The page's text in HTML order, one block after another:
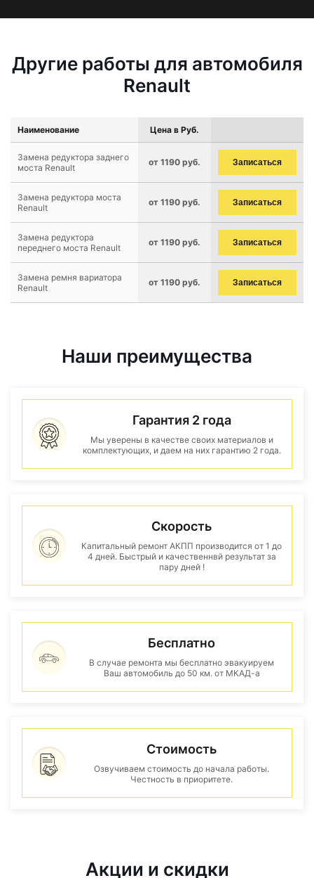
Другие работы для автомобиля
Renault
Наименование Цена в Руб.
Замена редуктора заднего
моста Renault
от 1190 руб. Записаться
Замена редуктора моста
Renault
от 1190 руб. Записаться
Замена редуктора
переднего моста Renault
от 1190 руб. Записаться
Замена ремня вариатора
Renault
от 1190 руб. Записаться
Наши преимущества
Гарантия 2 года
Мы уверены в качестве своих материалов и
комплектующих, и даем на них гарантию 2 года.
Скорость
Капитальный ремонт АКПП производится от 1 до
4 дней. Быстрый и качественнвй результат за
пару дней !
Бесплатно
В случае ремонта мы бесплатно эвакуируем
Ваш автомобиль до 50 км. от МКАД-а
Стоимость
Озвучиваем стоимость до начала работы.
Честность в приоритете.
Акции и скидки